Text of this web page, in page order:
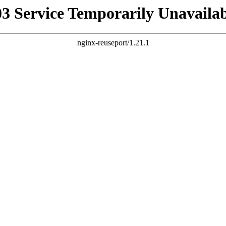
Service Temporarily
nginx-reuseport/1.21.1